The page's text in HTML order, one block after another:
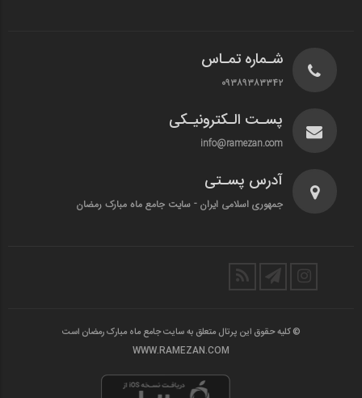
شـماره تمـاس
۰۹۳۸۹۳۸۳۳۴۲
پسـت الـکترونیـکی
info@ramezan.com
آدرس پسـتی
جمهوری اسلامی ایران - سایت جامع ماه مبارک رمضان
© کلیه حقوق این پرتال متعلق به سایت جامع ماه مبارک رمضان است
WWW.RAMEZAN.COM